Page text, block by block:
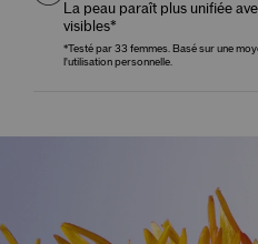
La peau paraît plus unifiée
visibles*
*Testé par 33 femmes. Basé sur une
l'utilisation personnelle.